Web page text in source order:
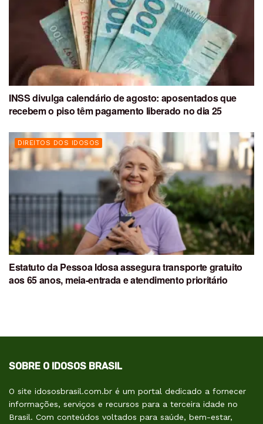
INSS divulga calendário de agosto: aposentados que
recebem o piso têm pagamento liberado no dia 25
DIREITOS DOS IDOSOS
Estatuto da Pessoa Idosa assegura transporte gratuito
aos 65 anos, meia-entrada e atendimento prioritário
SOBRE O IDOSOS BRASIL
O site idososbrasil.com.br é um portal dedicado a fornecer
informações, serviços e recursos para a terceira idade no
Brasil. Com conteúdos voltados para saúde, bem-estar,